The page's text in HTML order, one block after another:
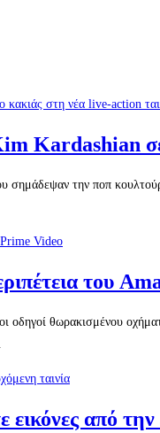
Kardashian
σημάδεψαν την ποπ
του
οδηγοί θωρακισμένου
από την